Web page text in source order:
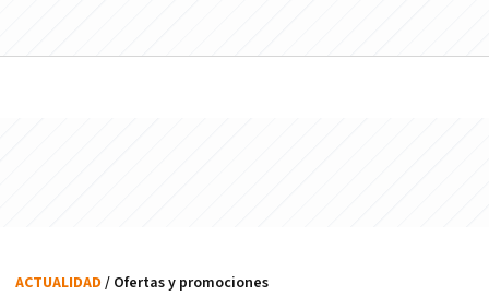
ACTUALIDAD / Ofertas y promociones